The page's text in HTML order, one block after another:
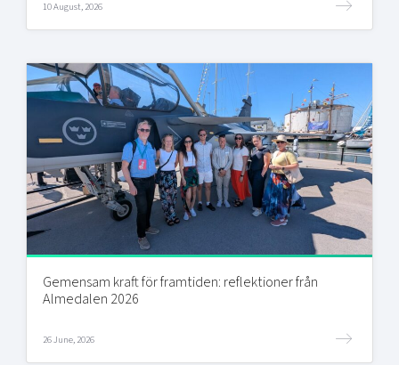
10 August, 2026
Gemensam kraft för framtiden: reflektioner från
Almedalen 2026
26 June, 2026